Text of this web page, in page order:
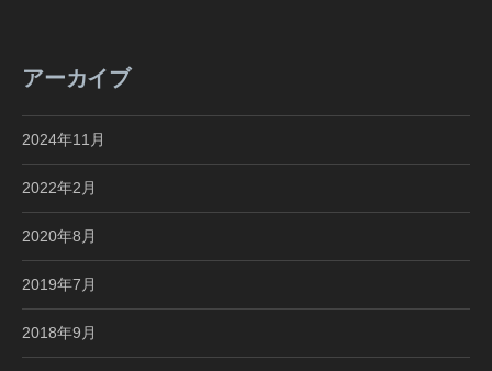
アーカイブ
2024年11月
2022年2月
2020年8月
2019年7月
2018年9月